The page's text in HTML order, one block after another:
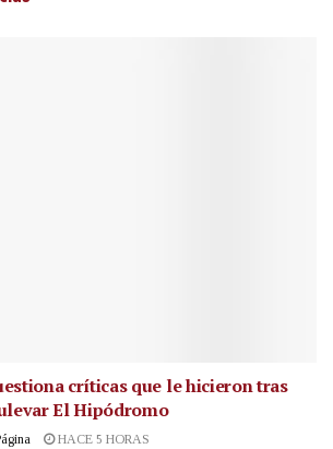
críticas que le hicieron tras
El Hipódromo
HACE 5 HORAS